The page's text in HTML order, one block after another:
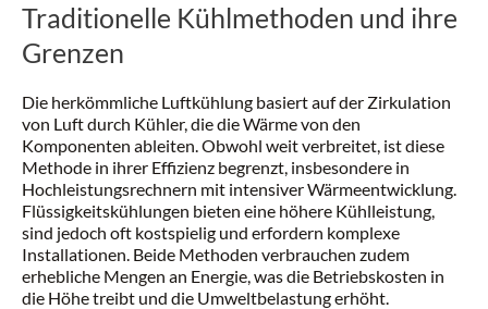
Traditionelle Kühlmethoden und ihre
Grenzen
Die herkömmliche Luftkühlung basiert auf der Zirkulation
von Luft durch Kühler, die die Wärme von den
Komponenten ableiten. Obwohl weit verbreitet, ist diese
Methode in ihrer Effizienz begrenzt, insbesondere in
Hochleistungsrechnern mit intensiver Wärmeentwicklung.
Flüssigkeitskühlungen bieten eine höhere Kühlleistung,
sind jedoch oft kostspielig und erfordern komplexe
Installationen. Beide Methoden verbrauchen zudem
erhebliche Mengen an Energie, was die Betriebskosten in
die Höhe treibt und die Umweltbelastung erhöht.